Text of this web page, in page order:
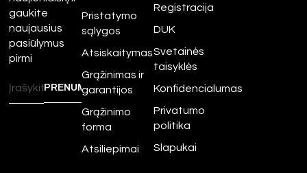
gaukite
naujausius
pasiūlymus
pirmi
Pristatymo
sąlygos
Atsiskaitymas
Grąžinimas ir
garantijos
Grąžinimo
forma
Atsiliepimai
Registracija
DUK
Svetainės
taisyklės
Konfidencialumas
Privatumo
politika
Slapukai